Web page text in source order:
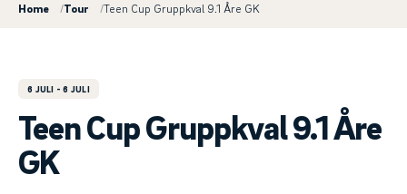
Home /Tour /Teen Cup Gruppkval 9.1 Åre GK
6 JULI - 6 JULI
Teen Cup Gruppkval 9.1 Åre
GK